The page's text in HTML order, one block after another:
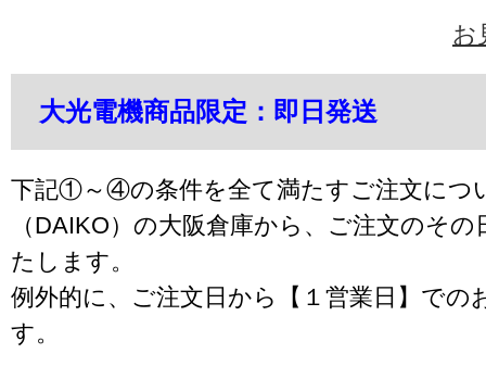
お
大光電機商品限定：即日発送
下記①～④の条件を全て満たすご注文につ
（DAIKO）の大阪倉庫から、ご注文のそ
たします。
例外的に、ご注文日から【１営業日】での
す。